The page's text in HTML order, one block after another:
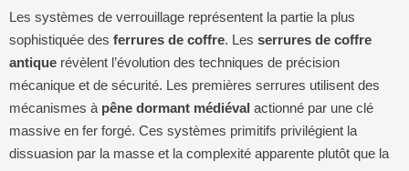
Les systèmes de verrouillage représentent la partie la plus
sophistiquée des ferrures de coffre. Les serrures de coffre
antique révèlent l’évolution des techniques de précision
mécanique et de sécurité. Les premières serrures utilisent des
mécanismes à pêne dormant médiéval actionné par une clé
massive en fer forgé. Ces systèmes primitifs privilégient la
dissuasion par la masse et la complexité apparente plutôt que la